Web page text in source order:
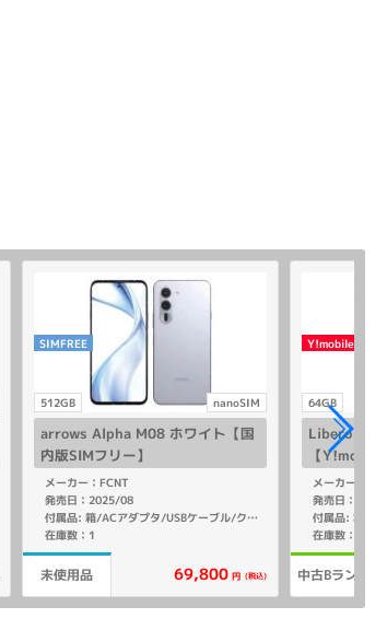
512GB nanoSIM
SIMFREE
arrows Alpha M08 ホワイト【国
内版SIMフリー】
メーカー：FCNT
発売日：2025/08
付属品: 箱/ACアダプタ/USBケーブル/クイックスタートガイド
在庫数：1
未使用品 69,800 円 (税込)
64GB
Y!mobile
Libero 5G
【
メーカー：
発売日：
付属品: 本体
在庫数：1
中古Bランク